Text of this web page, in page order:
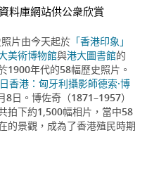
料庫網站供公衆欣賞
片由今天起於 「香港印象」
美術博物館與港大圖書館的
1900年代的58幅歷史照片。
香港：匈牙利攝影師德索·博
日。博佐奇（1871–1957）
拍下約1,500幅相片，當中58
的景觀，成為了香港殖民時期